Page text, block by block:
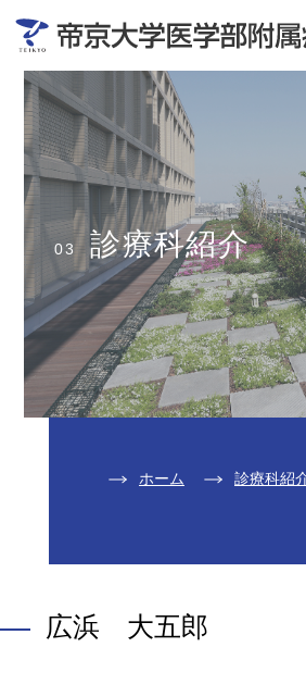
03 診療科紹介
ホーム 診療科紹
広浜 大五郎